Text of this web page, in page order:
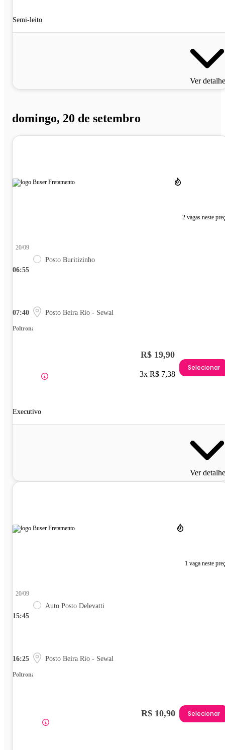
Semi-leito
Ver
domingo, 20 de setembro
2 vagas neste
06:55
20/09
Posto Buritizinho
07:40 Posto Beira Rio - Sewal
Poltrona
Executivo
R$ 19,90
3x R$ 7,38
Selecionar
Ver
1 vaga neste
15:45
20/09
Auto Posto Delevatti
16:25 Posto Beira Rio - Sewal
Poltrona
R$ 10,90 Selecionar